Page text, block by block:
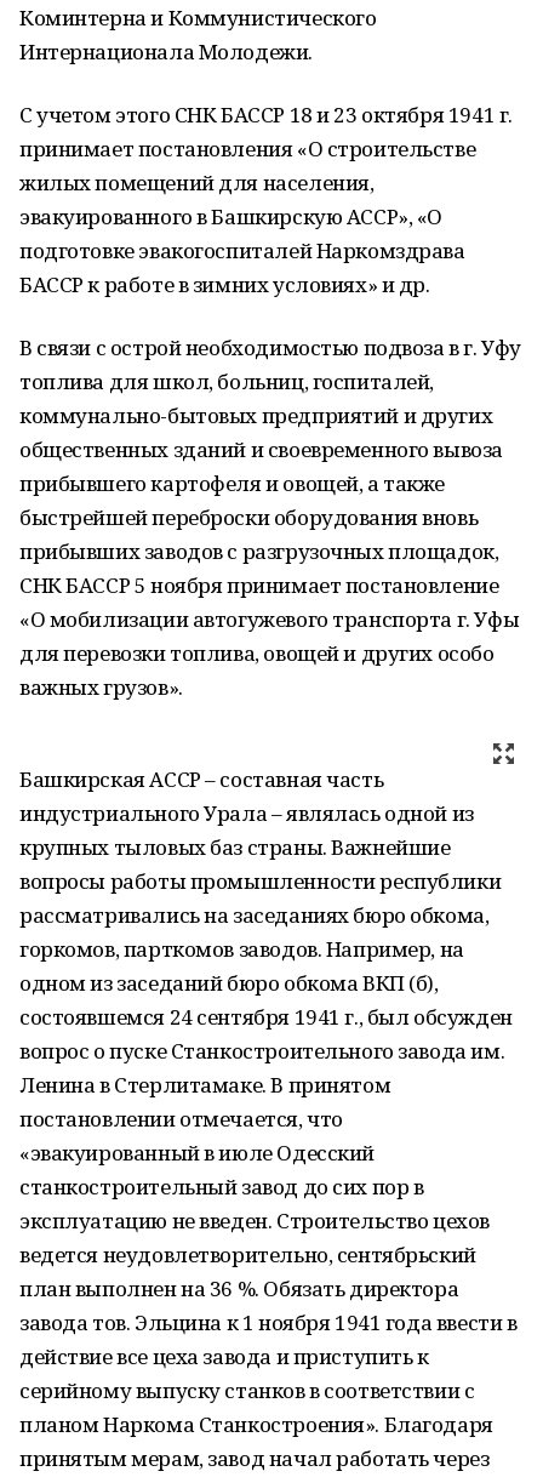
Коминтерна и Коммунистического
Интернационала Молодежи.
С учетом этого СНК БАССР 18 и 23 октября 1941 г.
принимает постановления «О строительстве
жилых помещений для населения,
эвакуированного в Башкирскую АССР», «О
подготовке эвакогоспиталей Наркомздрава
БАССР к работе в зимних условиях» и др.
В связи с острой необходимостью подвоза в г. Уфу
топлива для школ, больниц, госпиталей,
коммунально-бытовых предприятий и других
общественных зданий и своевременного вывоза
прибывшего картофеля и овощей, а также
быстрейшей переброски оборудования вновь
прибывших заводов с разгрузочных площадок,
СНК БАССР 5 ноября принимает постановление
«О мобилизации автогужевого транспорта г. Уфы
для перевозки топлива, овощей и других особо
важных грузов».
Башкирская АССР – составная часть
индустриального Урала – являлась одной из
крупных тыловых баз страны. Важнейшие
вопросы работы промышленности республики
рассматривались на заседаниях бюро обкома,
горкомов, парткомов заводов. Например, на
одном из заседаний бюро обкома ВКП (б),
состоявшемся 24 сентября 1941 г., был обсужден
вопрос о пуске Станкостроительного завода им.
Ленина в Стерлитамаке. В принятом
постановлении отмечается, что
«эвакуированный в июле Одесский
станкостроительный завод до сих пор в
эксплуатацию не введен. Строительство цехов
ведется неудовлетворительно, сентябрьский
план выполнен на 36 %. Обязать директора
завода тов. Эльцина к 1 ноября 1941 года ввести в
действие все цеха завода и приступить к
серийному выпуску станков в соответствии с
планом Наркома Станкостроения». Благодаря
принятым мерам, завод начал работать через